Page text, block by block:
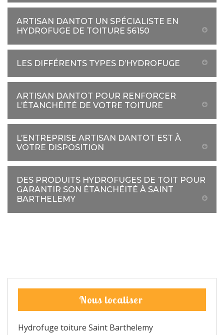
ARTISAN DANTOT UN SPÉCIALISTE EN
HYDROFUGE DE TOITURE 56150
LES DIFFÉRENTS TYPES D’HYDROFUGE
ARTISAN DANTOT POUR RENFORCER
L’ÉTANCHÉITÉ DE VOTRE TOITURE
L’ENTREPRISE ARTISAN DANTOT EST À
VOTRE DISPOSITION
DES PRODUITS HYDROFUGES DE TOIT POUR
GARANTIR SON ÉTANCHÉITÉ À SAINT
BARTHELEMY
Nous localiser
Hydrofuge toiture Saint Barthelemy